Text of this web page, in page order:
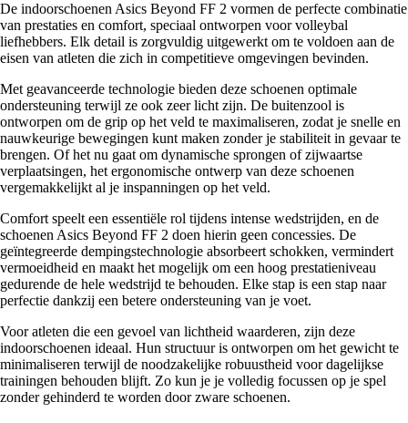
De indoorschoenen Asics Beyond FF 2 vormen de perfecte combinatie
van prestaties en comfort, speciaal ontworpen voor volleybal
liefhebbers. Elk detail is zorgvuldig uitgewerkt om te voldoen aan de
eisen van atleten die zich in competitieve omgevingen bevinden.
Met geavanceerde technologie bieden deze schoenen optimale
ondersteuning terwijl ze ook zeer licht zijn. De buitenzool is
ontworpen om de grip op het veld te maximaliseren, zodat je snelle en
nauwkeurige bewegingen kunt maken zonder je stabiliteit in gevaar te
brengen. Of het nu gaat om dynamische sprongen of zijwaartse
verplaatsingen, het ergonomische ontwerp van deze schoenen
vergemakkelijkt al je inspanningen op het veld.
Comfort speelt een essentiële rol tijdens intense wedstrijden, en de
schoenen Asics Beyond FF 2 doen hierin geen concessies. De
geïntegreerde dempingstechnologie absorbeert schokken, vermindert
vermoeidheid en maakt het mogelijk om een hoog prestatieniveau
gedurende de hele wedstrijd te behouden. Elke stap is een stap naar
perfectie dankzij een betere ondersteuning van je voet.
Voor atleten die een gevoel van lichtheid waarderen, zijn deze
indoorschoenen ideaal. Hun structuur is ontworpen om het gewicht te
minimaliseren terwijl de noodzakelijke robuustheid voor dagelijkse
trainingen behouden blijft. Zo kun je je volledig focussen op je spel
zonder gehinderd te worden door zware schoenen.